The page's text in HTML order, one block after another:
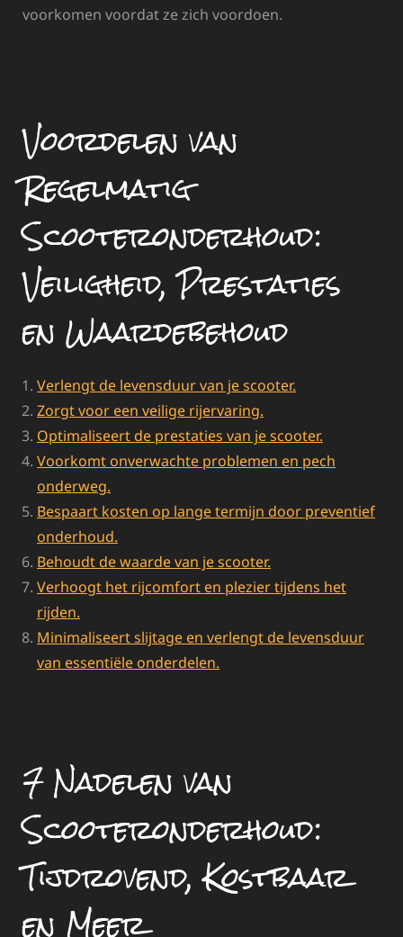
voorkomen voordat ze zich voordoen.
Voordelen van
Regelmatig
Scooteronderhoud:
Veiligheid, Prestaties
en Waardebehoud
Verlengt de levensduur van je scooter.
Zorgt voor een veilige rijervaring.
Optimaliseert de prestaties van je scooter.
Voorkomt onverwachte problemen en pech
onderweg.
Bespaart kosten op lange termijn door preventief
onderhoud.
Behoudt de waarde van je scooter.
Verhoogt het rijcomfort en plezier tijdens het
rijden.
Minimaliseert slijtage en verlengt de levensduur
van essentiële onderdelen.
7 Nadelen van
Scooteronderhoud:
Tijdrovend, Kostbaar
en Meer